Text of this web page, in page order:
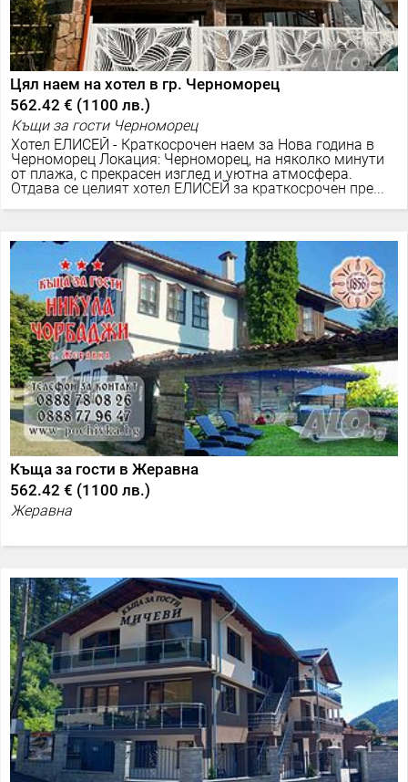
Цял наем на хотел в гр. Черноморец
562.42 € (1100 лв.)
Къщи за гости Черноморец
Хотел ЕЛИСЕЙ - Краткосрочен наем за Нова година в
Черноморец Локация: Черноморец, на няколко минути
от плажа, с прекрасен изглед и уютна атмосфера.
Отдава се целият хотел ЕЛИСЕЙ за краткосрочен пре...
Къща за гости в Жеравна
562.42 € (1100 лв.)
Жеравна